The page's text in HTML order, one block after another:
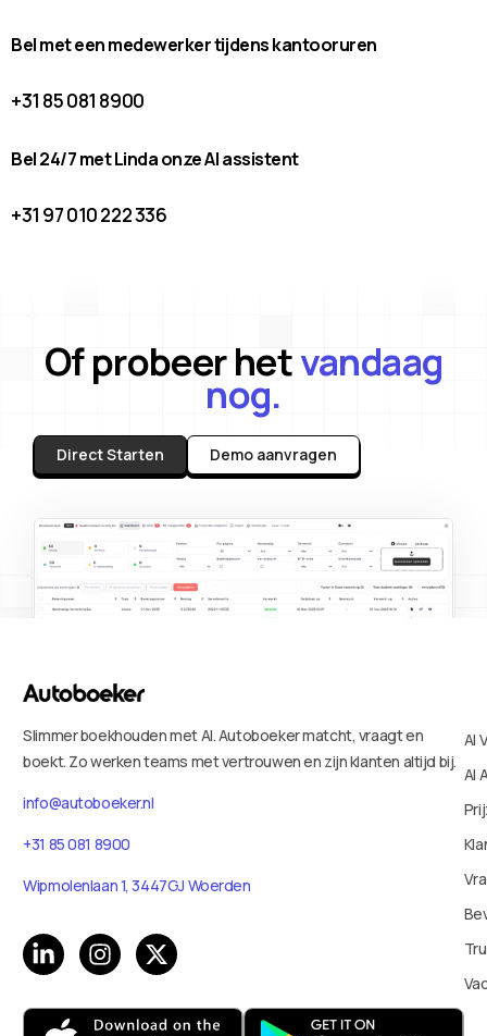
Bel met een medewerker tijdens kantooruren
+31 85 081 8900
Bel 24/7 met Linda onze AI assistent
+31 97 010 222 336
Of probeer hetvandaag
nog.
Direct Starten Demo aanvragen
Slimmer boekhouden met AI. Autoboeker matcht, vraagt en
boekt. Zo werken teams met vertrouwen en zijn klanten altijd bij.
info@autoboeker.nl
+31 85 081 8900
Wipmolenlaan 1, 3447GJ Woerden
AI
AI